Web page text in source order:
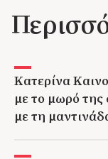
Κατερίνα
με το μωρό
με τη